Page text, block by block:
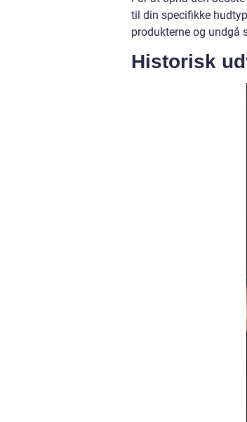
til din specifikke
produkterne og undgå
Historisk